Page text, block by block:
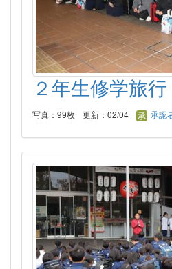
２年生修学旅行
写真：99枚 更新：02/04 承認